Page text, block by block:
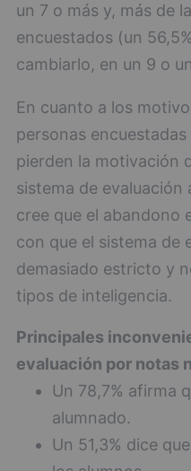
un 7 o más y, más de
encuestados (un
cambiarlo, en un 9 o
En cuanto a los
personas
pierden la motivación
sistema de evaluación
cree que el abandono
con que el sistema de
demasiado estricto y
tipos de inteligencia.
Principales
evaluación por notas
Un 78,7% afirma
alumnado.
Un 51,3% dice